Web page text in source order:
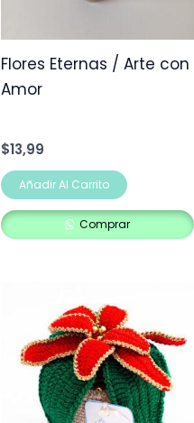
Flores Eternas / Arte con
Amor
$13,99
Añadir Al Carrito
Comprar